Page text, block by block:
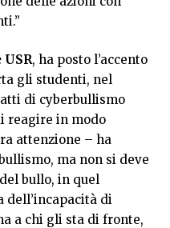
, ha posto l’accento
gli studenti, nel
di cyberbullismo
reagire in modo
attenzione – ha
ma non si deve
bullo, in quel
dell’incapacità di
a chi gli sta di fronte,